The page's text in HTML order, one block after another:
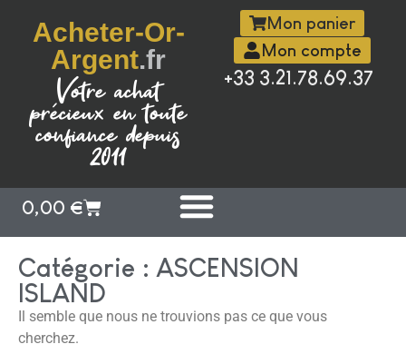
Acheter-Or-
Argent.fr
Votre achat
précieux en toute
confiance depuis
2011
Mon panier
Mon compte
+33 3.21.78.69.37
0,00 €
Catégorie : ASCENSION
ISLAND
Il semble que nous ne trouvions pas ce que vous
cherchez.